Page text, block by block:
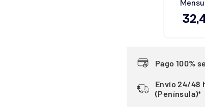
Pago 100%
Envío 24/48
(Península)*